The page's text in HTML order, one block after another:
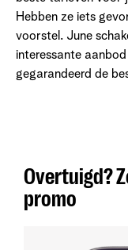
Hebben ze iets
voorstel. June
interessante
gegarandeerd de
Overtuigd?
promo